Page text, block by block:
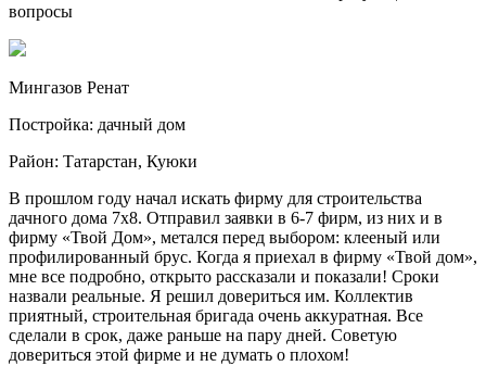
вопросы
Мингазов Ренат
Постройка: дачный дом
Район: Татарстан, Куюки
В прошлом году начал искать фирму для строительства
дачного дома 7х8. Отправил заявки в 6-7 фирм, из них и в
фирму «Твой Дом», метался перед выбором: клееный или
профилированный брус. Когда я приехал в фирму «Твой дом»,
мне все подробно, открыто рассказали и показали! Сроки
назвали реальные. Я решил довериться им. Коллектив
приятный, строительная бригада очень аккуратная. Все
сделали в срок, даже раньше на пару дней. Советую
довериться этой фирме и не думать о плохом!